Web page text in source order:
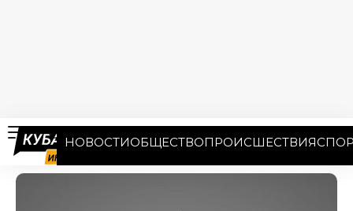
НОВОСТИОБЩЕСТВОПРОИСШЕСТВИЯ